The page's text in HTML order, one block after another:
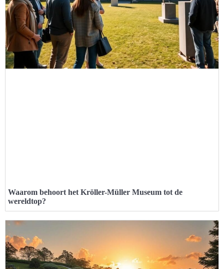
Waarom behoort het Kröller-Müller Museum tot de
wereldtop?